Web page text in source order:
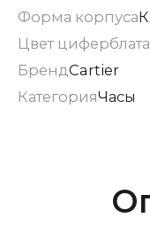
Форма корпуса
Цвет циферблата
БрендCartier
КатегорияЧасы